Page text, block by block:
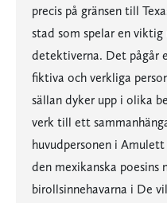
precis på gränsen till
stad som spelar en
detektiverna. Det pågår
fiktiva och verkliga
sällan dyker upp i olika
verk till ett
huvudpersonen i
den mexikanska poesins
birollsinnehavarna i De